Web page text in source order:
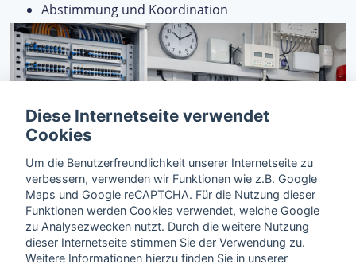
Abstimmung und Koordination
Diese Internetseite verwendet
Cookies
Um die Benutzerfreundlichkeit unserer Internetseite zu
verbessern, verwenden wir Funktionen wie z.B. Google
Maps und Google reCAPTCHA. Für die Nutzung dieser
Funktionen werden Cookies verwendet, welche Google
zu Analysezwecken nutzt. Durch die weitere Nutzung
dieser Internetseite stimmen Sie der Verwendung zu.
Weitere Informationen hierzu finden Sie in unserer